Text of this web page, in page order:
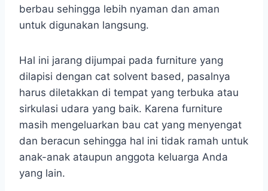
berbau sehingga lebih nyaman dan aman
untuk digunakan langsung.
Hal ini jarang dijumpai pada furniture yang
dilapisi dengan cat solvent based, pasalnya
harus diletakkan di tempat yang terbuka atau
sirkulasi udara yang baik. Karena furniture
masih mengeluarkan bau cat yang menyengat
dan beracun sehingga hal ini tidak ramah untuk
anak-anak ataupun anggota keluarga Anda
yang lain.